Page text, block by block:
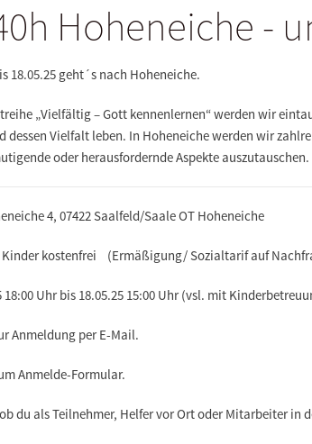
Hoheneiche -
18.05.25 geht´s nach Hoheneiche.
„Vielfältig – Gott kennenlernen“werden wir
dessen Vielfalt leben. In Hoheneiche werden wir
oder herausfordernde Aspekte auszutauschen.
4, 07422 Saalfeld/Saale OT Hoheneiche
Kinder kostenfrei (Ermäßigung/ Sozialtarif auf
18:00 Uhr bis 18.05.25 15:00 Uhr (vsl. mit
Anmeldung per E-Mail.
Anmelde-Formular.
du als Teilnehmer, Helfer vor Ort oder Mitarbeiter in